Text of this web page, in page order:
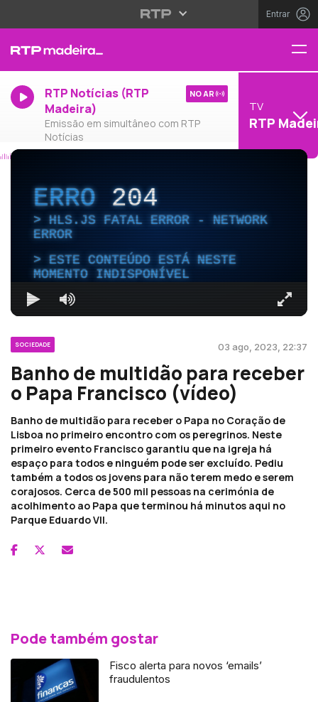
Entrar
RTP Notícias (RTP
Madeira)
Emissão em simultâneo com RTP
Notícias
NO AR
TV
RTP
ERRO204
HLS.JS FATAL ERROR - NETWORK
ERROR
ESTE CONTEÚDO ESTÁ NESTE
MOMENTO INDISPONÍVEL
SOCIEDADE 03 ago, 2023, 22:37
Banho de multidão para receber
o Papa Francisco (vídeo)
Banho de multidão para receber o Papa no Coração de
Lisboa no primeiro encontro com os peregrinos. Neste
primeiro evento Francisco garantiu que na igreja há
espaço para todos e ninguém pode ser excluído. Pediu
também a todos os jovens para não terem medo e serem
corajosos. Cerca de 500 mil pessoas na cerimónia de
acolhimento ao Papa que terminou há minutos aqui no
Parque Eduardo VII.
Pode também gostar
Fisco alerta para novos ‘emails’
fraudulentos